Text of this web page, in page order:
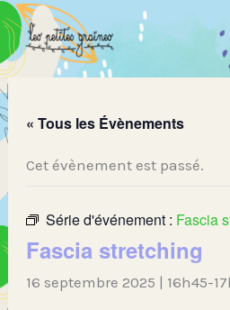
Aller
au
contenu
« Tous les Évènements
Cet évènement est passé.
Série d'événement : Fascia
Fascia stretching
16 septembre 2025 | 16h45-